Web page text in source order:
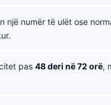
një numër të ulët ose
pas 48 deri në 72 orë,